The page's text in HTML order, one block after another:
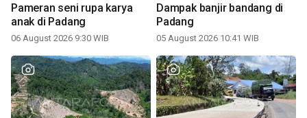
Pameran seni rupa karya
anak di Padang
06 August 2026 9:30 WIB
Dampak banjir bandang di
Padang
05 August 2026 10:41 WIB